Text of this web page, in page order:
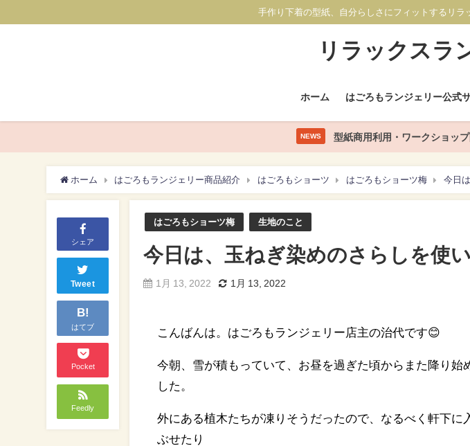
手作り下着の型紙、自分らしさにフィットするリラ
リラックスラ
ホーム はごろもランジェリー公式
NEWS 型紙商用利用・ワークショッ
ホーム はごろもランジェリー商品紹介 はごろもショーツ はごろもショーツ梅 今日
シェア
Tweet
B!
はてブ
Pocket
Feedly
はごろもショーツ梅 生地のこと
今日は、玉ねぎ染めのさらしを使
1月 13, 2022 1月 13, 2022
こんばんは。はごろもランジェリー店主の治代です😊
今朝、雪が積もっていて、お昼を過ぎた頃からまた降り始
した。
外にある植木たちが凍りそうだったので、なるべく軒下に
ぶせたり